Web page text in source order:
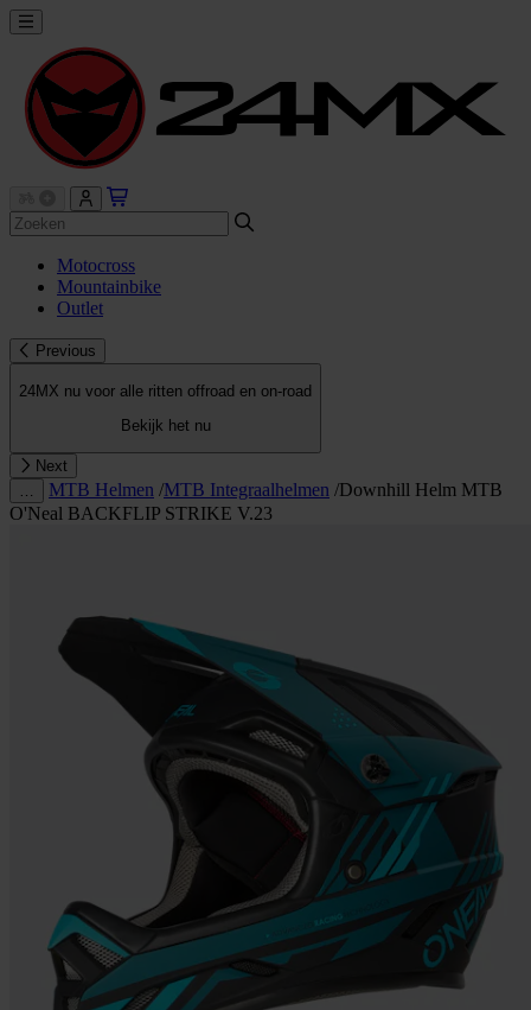
Motocross
Mountainbike
Outlet
Previous
24MX nu voor alle ritten offroad en on-road
Bekijk het nu
Next
MTB Helmen /MTB Integraalhelmen /Downhill Helm MTB
O'Neal BACKFLIP STRIKE V.23